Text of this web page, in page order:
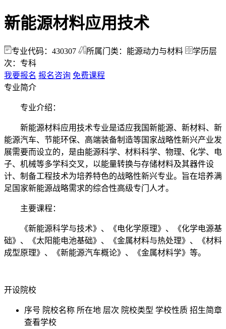
新能源材料应用技术
专业代码：430307 所属门类：能源动力与材料
学历层
次：专科
我要报名 报名咨询 免费课程
专业简介
专业介绍：
新能源材料应用技术专业是适应我国新能源、新材料、新
能源汽车、节能环保、高端装备制造等国家战略性新兴产业发
展需要而设立的，是由能源科学、材料科学、物理、化学、电
子、机械等多学科交叉，以能量转换与存储材料及其器件设
计、制备工程技术为培养特色的战略性新兴专业。旨在培养满
足国家新能源战略需求的综合性高级专门人才。
主要课程：
《新能源科学与技术》、《电化学原理》、《化学电源基
础》、《太阳能电池基础》、《金属材料与热处理》、《材料
成型原理》、《新能源汽车概论》、《金属材料学》等。
开设院校
序号 院校名称 所在地 层次 院校类型 学校性质 招生简章
查看学校